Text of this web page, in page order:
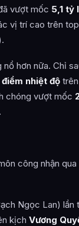
vượt mốc 5,1 tỷ
vị trí cao trên
hơn nữa. Chỉ
nhiệt độ
chóng vượt mốc
công nhận qua
Ngọc Lan) lần
kịch Vương